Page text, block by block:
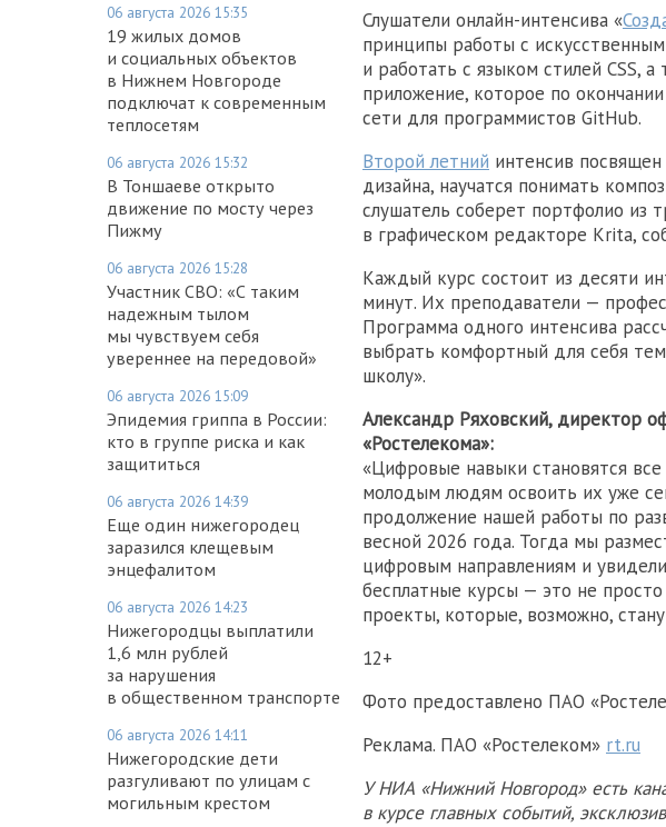
06 августа 2026 15:35
19 жилых домов
и социальных объектов
в Нижнем Новгороде
подключат к современным
теплосетям
06 августа 2026 15:32
В Тоншаеве открыто
движение по мосту через
Пижму
06 августа 2026 15:28
Участник СВО: «С таким
надежным тылом
мы чувствуем себя
увереннее на передовой»
06 августа 2026 15:09
Эпидемия гриппа в России:
кто в группе риска и как
защититься
06 августа 2026 14:39
Еще один нижегородец
заразился клещевым
энцефалитом
06 августа 2026 14:23
Нижегородцы выплатили
1,6 млн рублей
за нарушения
в общественном транспорте
06 августа 2026 14:11
Нижегородские дети
разгуливают по улицам с
могильным крестом
Слушатели онлайн-интенсива «
принципы работы с
и работать с языком стилей CSS,
приложение, которое по
сети для программистов GitHub.
Второй летний интенсив
дизайна, научатся понимать
слушатель соберет портфолио из
в графическом редакторе Krita,
Каждый курс состоит из десяти
минут. Их преподаватели —
Программа одного интенсива
выбрать комфортный для себя
школу».
Александр Ряховский, директор
«Ростелекома»:
«Цифровые навыки становятся
молодым людям освоить их уже
продолжение нашей работы по
весной 2026 года. Тогда мы
цифровым направлениям и
бесплатные курсы — это не
проекты, которые, возможно,
12+
Фото предоставлено ПАО
Реклама. ПАО «Ростелеком» rt.ru
У НИА «Нижний Новгород» есть
в курсе главных событий,